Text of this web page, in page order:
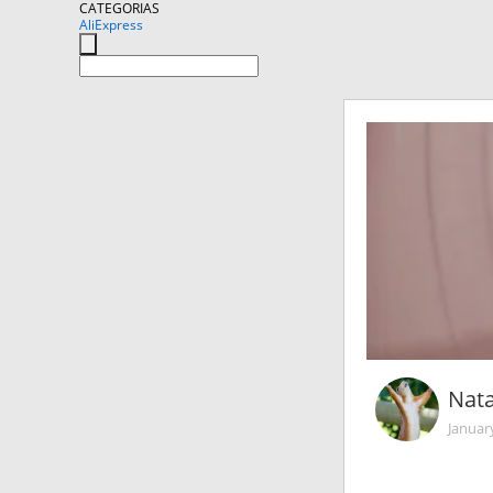
CATEGORIAS
AliExpress